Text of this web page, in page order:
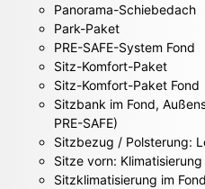
Panorama-Schiebedach
Park-Paket
PRE-SAFE-System Fond
Sitz-Komfort-Paket
Sitz-Komfort-Paket Fond
Sitzbank im Fond,
PRE-SAFE)
Sitzbezug / Polsterung:
Sitze vorn: Klimatisierung
Sitzklimatisierung im Fond